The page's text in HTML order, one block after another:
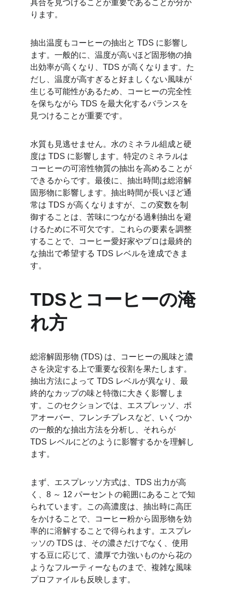
具合を見つけることが重要であることが分か
ります。
抽出温度もコーヒーの抽出と TDS に影響し
ます。一般的に、温度が高いほど固形物の抽
出効率が高くなり、TDS が高くなります。た
だし、温度が高すぎると好ましくない風味が
生じる可能性があるため、コーヒーの完全性
を保ちながら TDS を最大化するバランスを
見つけることが重要です。
水質も見逃せません。水のミネラル組成と硬
度は TDS に影響します。特定のミネラルは
コーヒーの可溶性物質の抽出を高めることが
できるからです。最後に、抽出時間は総溶解
固形物に影響します。抽出時間が長いほど通
常は TDS が高くなりますが、この変数を制
御することは、苦味につながる過剰抽出を避
けるために不可欠です。これらの要素を調整
することで、コーヒー愛好家やプロは最終的
な抽出で希望する TDS レベルを達成できま
す。
TDSとコーヒーの淹
れ方
総溶解固形物 (TDS) は、コーヒーの風味と濃
さを決定する上で重要な役割を果たします。
抽出方法によって TDS レベルが異なり、最
終的なカップの味と特徴に大きく影響しま
す。このセクションでは、エスプレッソ、ポ
アオーバー、フレンチプレスなど、いくつか
の一般的な抽出方法を分析し、それらが
TDS レベルにどのように影響するかを理解し
ます。
まず、エスプレッソ方式は、TDS 出力が高
く、8 ～ 12 パーセントの範囲にあることで知
られています。この高濃度は、抽出時に高圧
をかけることで、コーヒー粉から固形物を効
率的に溶解することで得られます。エスプレ
ッソの TDS は、その濃さだけでなく、使用
する豆に応じて、濃厚で力強いものから花の
ようなフルーティーなものまで、複雑な風味
プロファイルも反映します。